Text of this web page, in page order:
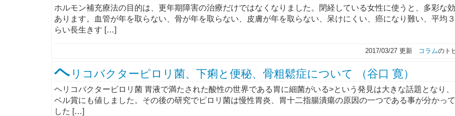
ホルモン補充療法の目的は、更年期障害の治療だけではなくなりました。閉経している女性に使うと、多彩な
あります。血管が年を取らない、骨が年を取らない、皮膚が年を取らない、呆けにくい、癌になり難い、平均
らい長生きす […]
2017/03/27 更新 コラムのト
ヘ リコバクターピロリ菌、下痢と便秘、骨粗鬆症について （谷口 寛）
ヘリコバクターピロリ菌 胃液で満たされた酸性の世界である胃に細菌がいる>という発見は大きな話題となり
ベル賞にも値しました。その後の研究でピロリ菌は慢性胃炎、胃十二指腸潰瘍の原因の一つである事が分かっ
した […]